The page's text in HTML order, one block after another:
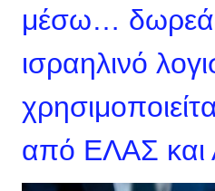
μέσω…
ισραηλινό
από ΕΛΑΣ